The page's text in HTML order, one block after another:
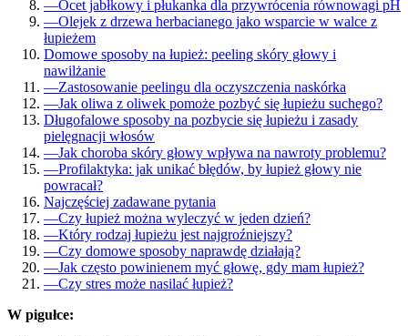
—Ocet jabłkowy i płukanka dla przywrócenia równowagi pH
—Olejek z drzewa herbacianego jako wsparcie w walce z
łupieżem
Domowe sposoby na łupież: peeling skóry głowy i
nawilżanie
—Zastosowanie peelingu dla oczyszczenia naskórka
—Jak oliwa z oliwek pomoże pozbyć się łupieżu suchego?
Długofalowe sposoby na pozbycie się łupieżu i zasady
pielęgnacji włosów
—Jak choroba skóry głowy wpływa na nawroty problemu?
—Profilaktyka: jak unikać błędów, by łupież głowy nie
powracał?
Najczęściej zadawane pytania
—Czy łupież można wyleczyć w jeden dzień?
—Który rodzaj łupieżu jest najgroźniejszy?
—Czy domowe sposoby naprawdę działają?
—Jak często powinienem myć głowę, gdy mam łupież?
—Czy stres może nasilać łupież?
W pigułce: